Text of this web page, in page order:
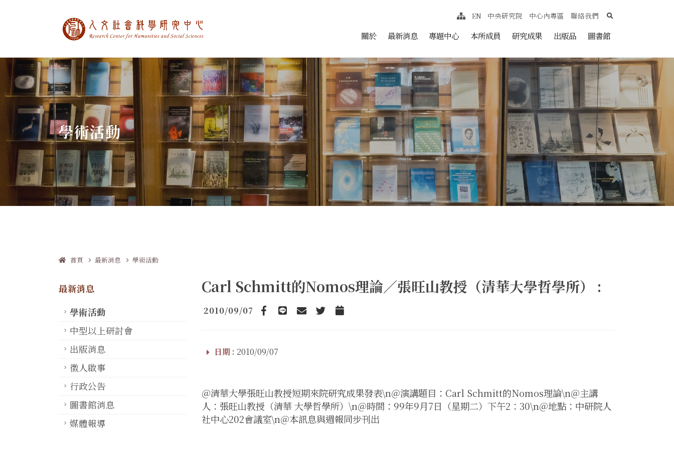
中央研究院人文社會科學研究中心 跳至中央區塊/Main Content
關於 最新消息 專題中心 本所成員 研究成果 出版品 圖書館
網站導覽
EN 中央研究院 中心內專區 聯絡我們 search
學術活動
首頁 最新消息 學術活動
最新消息
學術活動
中型以上研討會
出版消息
徵人啟事
行政公告
圖書館消息
媒體報導
Carl Schmitt的Nomos理論／張旺山教授（清華大學哲學所） :
2010/09/07
Facebook
line emailTwitterAdd to Calendar
日期 : 2010/09/07
＠清華大學張旺山教授短期來院研究成果發表\n＠演講題目：Carl Schmitt的Nomos理論\n＠主講
人：張旺山教授（清華 大學哲學所）\n＠時間：99年9月7日（星期二）下午2：30\n＠地點：中研院人
社中心202會議室\n＠本訊息與週報同步刊出